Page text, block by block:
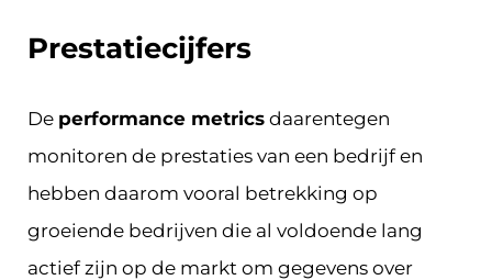
Prestatiecijfers
De performance metrics daarentegen
monitoren de prestaties van een bedrijf en
hebben daarom vooral betrekking op
groeiende bedrijven die al voldoende lang
actief zijn op de markt om gegevens over